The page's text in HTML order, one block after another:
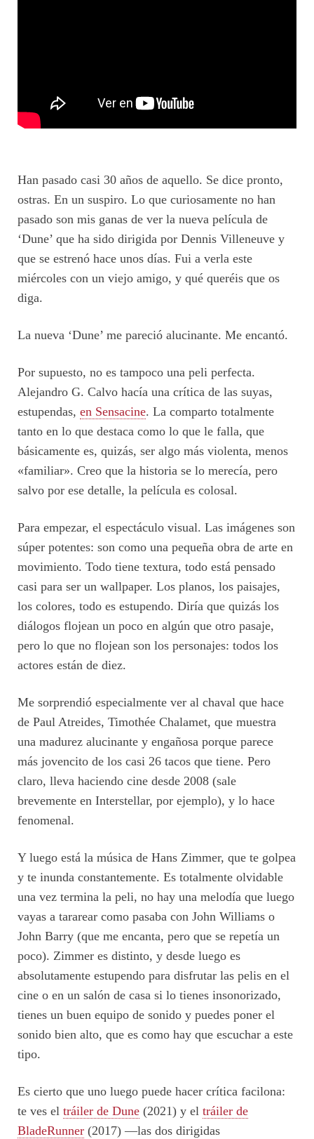
Han pasado casi 30 años de aquello. Se dice pronto,
ostras. En un suspiro. Lo que curiosamente no han
pasado son mis ganas de ver la nueva película de
‘Dune’ que ha sido dirigida por Dennis Villeneuve y
que se estrenó hace unos días. Fui a verla este
miércoles con un viejo amigo, y qué queréis que os
diga.
La nueva ‘Dune’ me pareció alucinante. Me encantó.
Por supuesto, no es tampoco una peli perfecta.
Alejandro G. Calvo hacía una crítica de las suyas,
estupendas, en Sensacine. La comparto totalmente
tanto en lo que destaca como lo que le falla, que
básicamente es, quizás, ser algo más violenta, menos
«familiar». Creo que la historia se lo merecía, pero
salvo por ese detalle, la película es colosal.
Para empezar, el espectáculo visual. Las imágenes son
súper potentes: son como una pequeña obra de arte en
movimiento. Todo tiene textura, todo está pensado
casi para ser un wallpaper. Los planos, los paisajes,
los colores, todo es estupendo. Diría que quizás los
diálogos flojean un poco en algún que otro pasaje,
pero lo que no flojean son los personajes: todos los
actores están de diez.
Me sorprendió especialmente ver al chaval que hace
de Paul Atreides, Timothée Chalamet, que muestra
una madurez alucinante y engañosa porque parece
más jovencito de los casi 26 tacos que tiene. Pero
claro, lleva haciendo cine desde 2008 (sale
brevemente en Interstellar, por ejemplo), y lo hace
fenomenal.
Y luego está la música de Hans Zimmer, que te golpea
y te inunda constantemente. Es totalmente olvidable
una vez termina la peli, no hay una melodía que luego
vayas a tararear como pasaba con John Williams o
John Barry (que me encanta, pero que se repetía un
poco). Zimmer es distinto, y desde luego es
absolutamente estupendo para disfrutar las pelis en el
cine o en un salón de casa si lo tienes insonorizado,
tienes un buen equipo de sonido y puedes poner el
sonido bien alto, que es como hay que escuchar a este
tipo.
Es cierto que uno luego puede hacer crítica facilona:
te ves el tráiler de Dune (2021) y el tráiler de
BladeRunner (2017) —las dos dirigidas